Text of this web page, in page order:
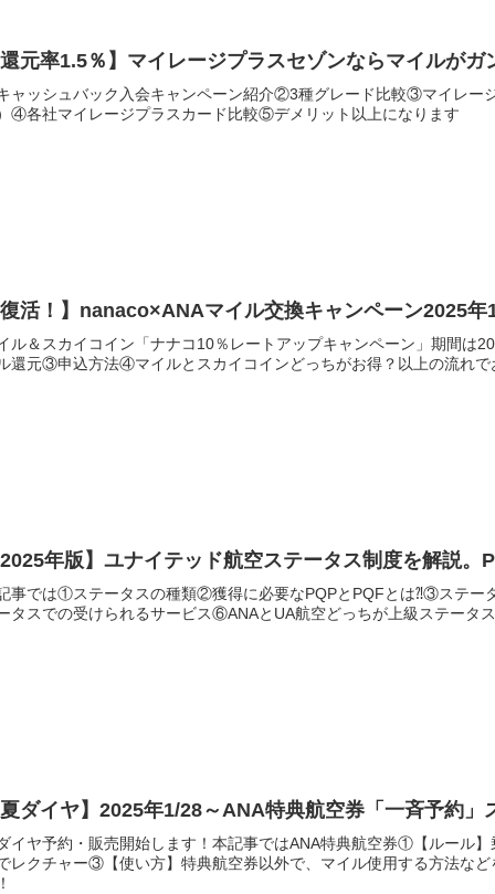
元率1.5％】マイレージプラスセゾンならマイルが
ャッシュバック入会キャンペーン紹介②3種グレード比較③マイレー
④各社マイレージプラスカード比較⑤デメリット以上になります
活！】nanaco×ANAマイル交換キャンペーン2025年
ル＆スカイコイン「ナナコ10％レートアップキャンペーン」期間
還元③申込方法④マイルとスカイコインどっちがお得？以上の流れで
年版】ユナイテッド航空ステータス制度を解説。
事では①ステータスの種類②獲得に必要なPQPとPQFとは⁈③ステー
タスでの受けられるサービス⑥ANAとUA航空どっちが上級ステータ
ダイヤ】2025年1/28～ANA特典航空券「一斉予約
イヤ予約・販売開始します！本記事ではANA特典航空券①【ルール
レクチャー③【使い方】特典航空券以外で、マイル使用する方法な